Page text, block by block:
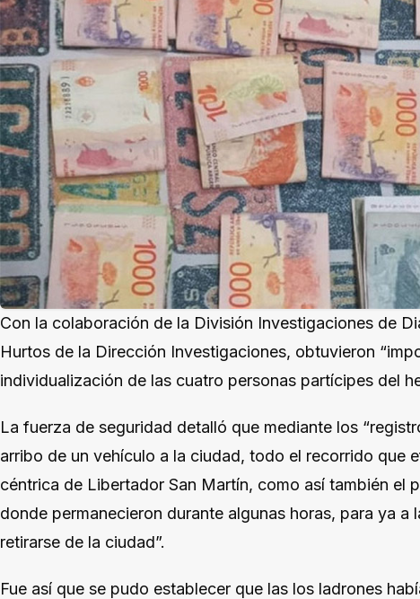
Con la colaboración de la División Investigaciones de
Hurtos de la Dirección Investigaciones, obtuvieron
individualización de las cuatro personas partícipes del
La fuerza de seguridad detalló que mediante los
arribo de un vehículo a la ciudad, todo el recorrido que
céntrica de Libertador San Martín, como así también el
donde permanecieron durante algunas horas, para ya
retirarse de la ciudad”.
Fue así que se pudo establecer que las los ladrones